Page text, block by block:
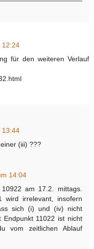
12:24
für den weiteren Verlauf
13:44
(iii) ???
14:04
am 17.2. mittags.
wird irrelevant, insofern
sich (i) und (iv) nicht
11022 ist nicht
vom zeitlichen Ablauf